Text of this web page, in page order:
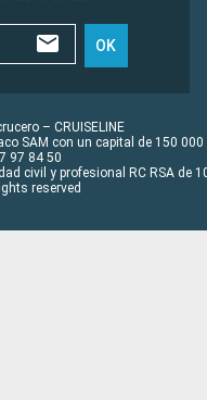
OK
– CRUISELINE
SAM con un capital de 150 000
97 84 50
civil y profesional RC RSA de
reserved